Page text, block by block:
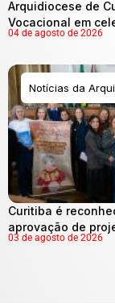
Arquidiocese de
Vocacional em
04 de agosto de 2026
Notícias da
Curitiba é
aprovação de
03 de agosto de 2026